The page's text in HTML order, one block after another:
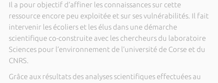
Il a pour objectif d’affiner les connaissances sur cette
ressource encore peu exploitée et sur ses vulnérabilités. Il fait
intervenir les écoliers et les élus dans une démarche
scientifique co-construite avec les chercheurs du laboratoire
Sciences pour l’environnement de l’université de Corse et du
CNRS.
Grâce aux résultats des analyses scientifiques effectuées au